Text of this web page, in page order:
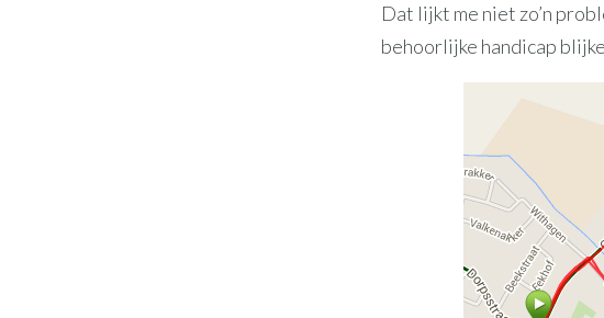
Dat lijkt me niet zo’n
behoorlijke handicap